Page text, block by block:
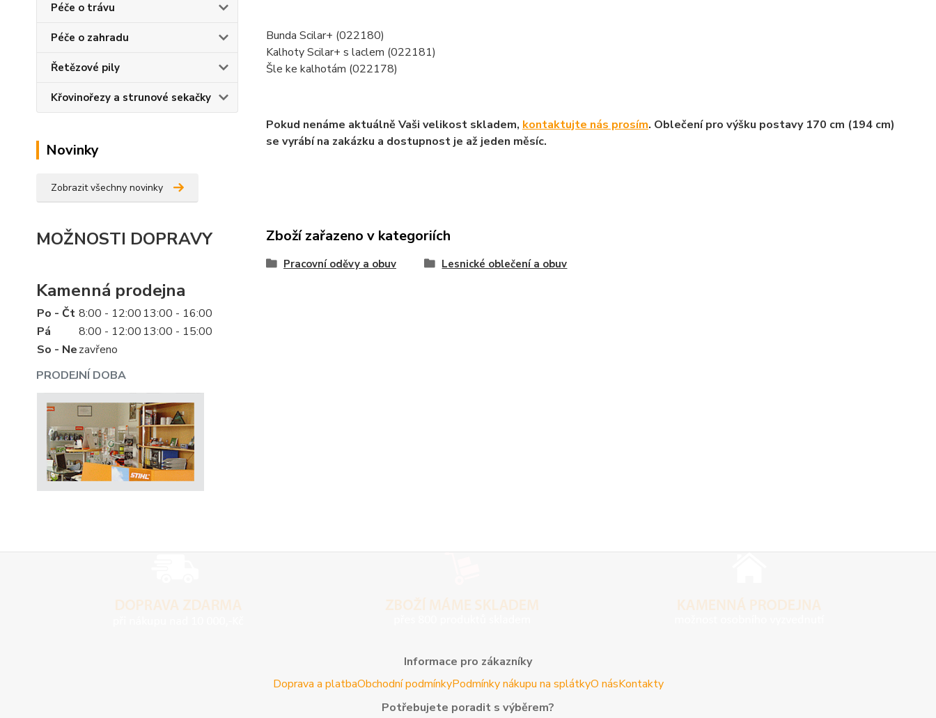
Péče o trávu
Péče o zahradu
Řetězové pily
Křovinořezy a strunové sekačky
Novinky
Zobrazit všechny novinky
MOŽNOSTI DOPRAVY
Kamenná prodejna
PRODEJNÍ DOBA
Po - Čt 8:00 - 12:00 13:00 - 16:00
Pá
8:00 - 12:00 13:00 - 15:00
So - Nezavřeno
Bunda Scilar+ (022180)
Kalhoty Scilar+ s laclem (022181)
Šle ke kalhotám (022178)
Pokud nenáme aktuálně Vaši velikost skladem, kontaktujte nás prosím. Oblečení pro výšku postavy 170 cm (194 cm)
se vyrábí na zakázku a dostupnost je až jeden měsíc.
Zboží zařazeno v kategoriích
Pracovní oděvy a obuv Lesnické oblečení a obuv
Informace pro zákazníky
Doprava a platbaObchodní podmínkyPodmínky nákupu na splátkyO násKontakty
Potřebujete poradit s výběrem?